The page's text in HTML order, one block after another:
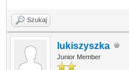
Szukaj
lukiszyszka
Junior Member